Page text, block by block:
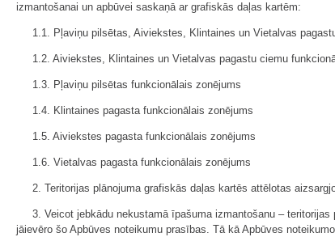
izmantošanai un apbūvei saskaņā ar grafiskās daļas kartēm:
1.1. Pļaviņu pilsētas, Aiviekstes, Klintaines un Vietalvas
1.2. Aiviekstes, Klintaines un Vietalvas pagastu ciemu
1.3. Pļaviņu pilsētas funkcionālais zonējums
1.4. Klintaines pagasta funkcionālais zonējums
1.5. Aiviekstes pagasta funkcionālais zonējums
1.6. Vietalvas pagasta funkcionālais zonējums
2. Teritorijas plānojuma grafiskās daļas kartēs attēlotas
3. Veicot jebkādu nekustamā īpašuma izmantošanu –
jāievēro šo Apbūves noteikumu prasības. Tā kā Apbūves